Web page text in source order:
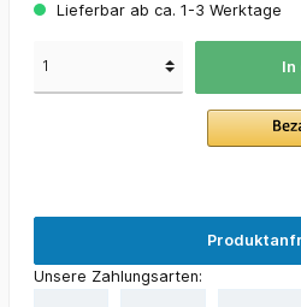
Lieferbar ab ca. 1-3 Werktage
In
Unsere Zahlungsarten: